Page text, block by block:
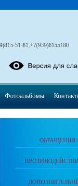
ОБРАЩЕНИЯ
51-81,+7(939)8155180
Версия для
Фотоальбомы